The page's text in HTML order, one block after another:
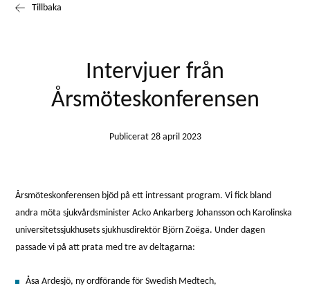
Tillbaka
Intervjuer från
Årsmöteskonferensen
Publicerat 28 april 2023
Årsmöteskonferensen bjöd på ett intressant program. Vi fick bland
andra möta sjukvårdsminister Acko Ankarberg Johansson och Karolinska
universitetssjukhusets sjukhusdirektör Björn Zoëga. Under dagen
passade vi på att prata med tre av deltagarna:
Åsa Ardesjö, ny ordförande för Swedish Medtech,